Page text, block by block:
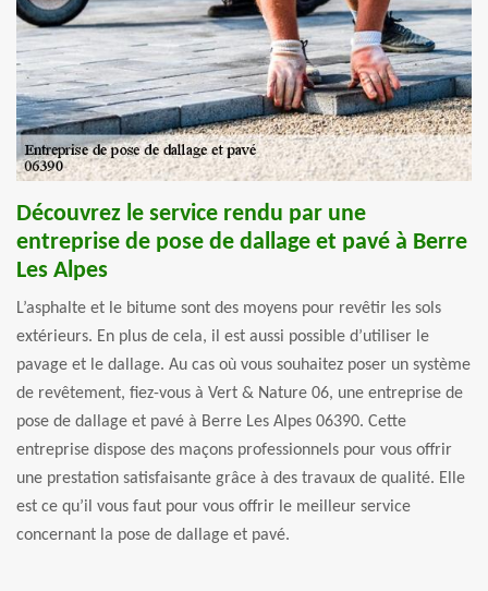
Découvrez le service rendu par une
entreprise de pose de dallage et pavé à Berre
Les Alpes
L’asphalte et le bitume sont des moyens pour revêtir les sols
extérieurs. En plus de cela, il est aussi possible d’utiliser le
pavage et le dallage. Au cas où vous souhaitez poser un système
de revêtement, fiez-vous à Vert & Nature 06, une entreprise de
pose de dallage et pavé à Berre Les Alpes 06390. Cette
entreprise dispose des maçons professionnels pour vous offrir
une prestation satisfaisante grâce à des travaux de qualité. Elle
est ce qu’il vous faut pour vous offrir le meilleur service
concernant la pose de dallage et pavé.